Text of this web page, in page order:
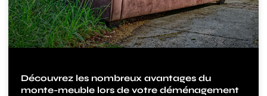
Découvrez les nombreux avantages du
monte-meuble lors de votre déménagement